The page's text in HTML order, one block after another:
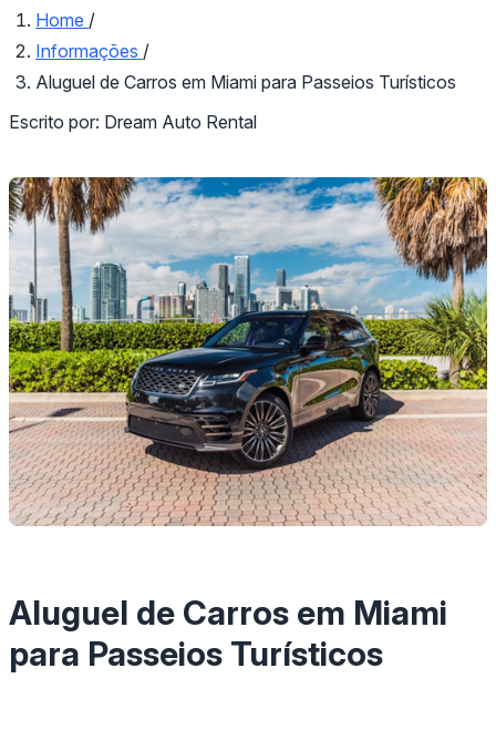
Home /
Informações /
Aluguel de Carros em Miami para Passeios Turísticos
Escrito por: Dream Auto Rental
Aluguel de Carros em Miami
para Passeios Turísticos